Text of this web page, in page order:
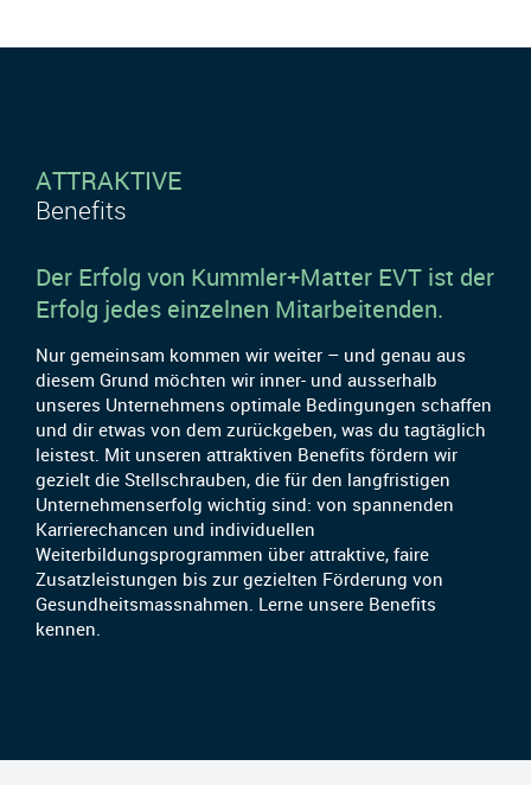
ATTRAKTIVE
Benefits
Der Erfolg von Kummler+Matter EVT ist der
Erfolg jedes einzelnen Mitarbeitenden.
Nur gemeinsam kommen wir weiter – und genau aus
diesem Grund möchten wir inner- und ausserhalb
unseres Unternehmens optimale Bedingungen schaffen
und dir etwas von dem zurückgeben, was du tagtäglich
leistest. Mit unseren attraktiven Benefits fördern wir
gezielt die Stellschrauben, die für den langfristigen
Unternehmenserfolg wichtig sind: von spannenden
Karrierechancen und individuellen
Weiterbildungsprogrammen über attraktive, faire
Zusatzleistungen bis zur gezielten Förderung von
Gesundheitsmassnahmen. Lerne unsere Benefits
kennen.